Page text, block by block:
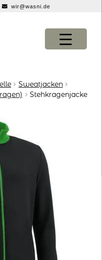
wir@wasni.de
KONFIGURATOR
Sweatjacken
Stehkragenjacke